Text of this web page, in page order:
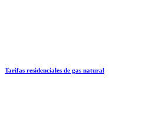
Tarifas residenciales de gas natural